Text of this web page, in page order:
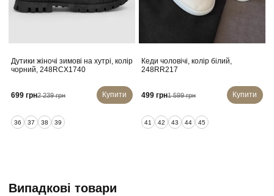
Дутики жіночі зимові на хутрі, колір
чорний, 248RCX1740
699 грн2 239 грн Купити
36 37 38 39
Кеди чоловічі, колір білий,
248RR217
499 грн1 599 грн Купити
41 42 43 44 45
Випадкові товари